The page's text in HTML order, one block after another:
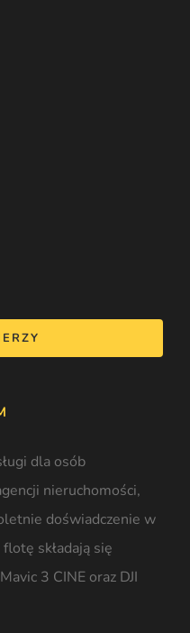
dla osób
nieruchomości,
doświadczenie w
składają się
3 CINE oraz DJI